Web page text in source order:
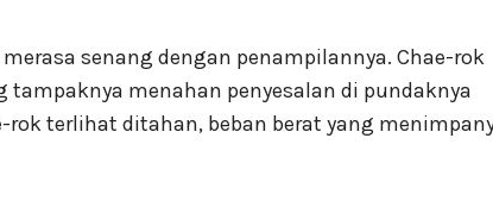
senang dengan penampilannya. Chae-rok
menahan penyesalan di pundaknya
terlihat ditahan, beban berat yang